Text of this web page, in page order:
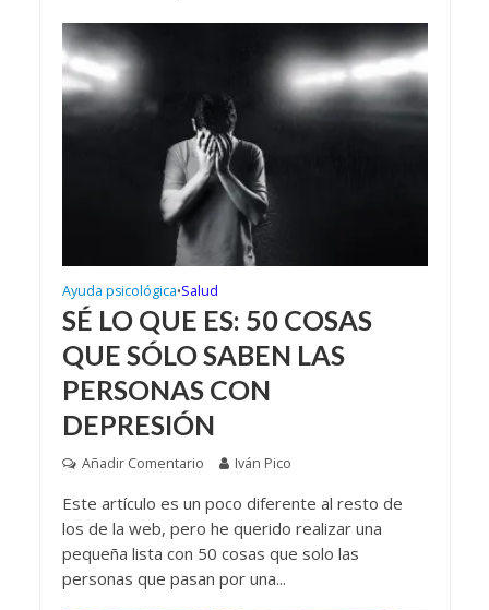
Ayuda psicológica•Salud
SÉ LO QUE ES: 50 COSAS
QUE SÓLO SABEN LAS
PERSONAS CON
DEPRESIÓN
Añadir Comentario Iván Pico
Este artículo es un poco diferente al resto de
los de la web, pero he querido realizar una
pequeña lista con 50 cosas que solo las
personas que pasan por una...